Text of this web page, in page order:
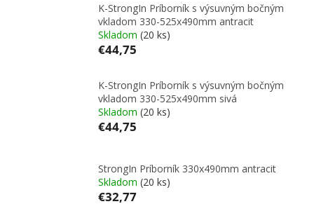
K-StrongIn Príborník s výsuvným bočným
vkladom 330-525x490mm antracit
Skladom (20 ks)
€44,75
K-StrongIn Príborník s výsuvným bočným
vkladom 330-525x490mm sivá
Skladom (20 ks)
€44,75
StrongIn Príborník 330x490mm antracit
Skladom (20 ks)
€32,77